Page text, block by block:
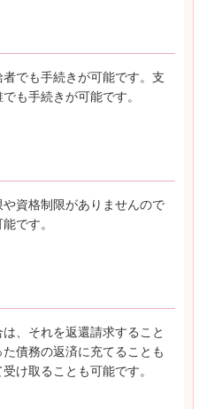
でも手続きが可能です。支
も手続きが可能です。
資格制限がありませんので
です。
、それを返還請求すること
債務の返済に充てることも
け取ることも可能です。